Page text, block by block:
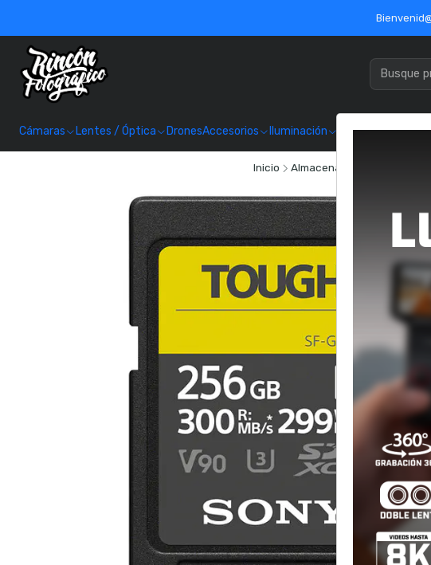
Cámaras Lentes / Óptica DronesAccesorios Iluminación Almacenamiento
Inicio Almacenamiento